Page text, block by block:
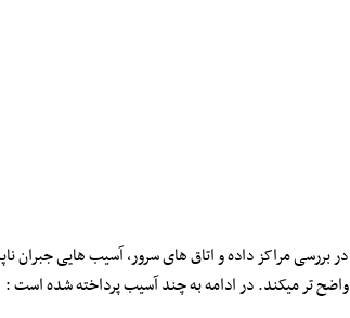
در بررسی مراکز داده و اتاق های سرور، آسیب هایی جبران
واضح تر میکند. در ادامه به چند آسیب پرداخته شده است :